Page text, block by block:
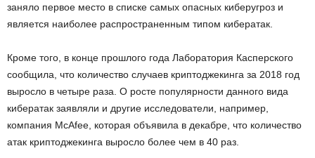
заняло первое место в списке самых опасных киберугроз и
является наиболее распространенным типом кибератак.
Кроме того, в конце прошлого года Лаборатория Касперского
сообщила, что количество случаев криптоджекинга за 2018 год
выросло в четыре раза. О росте популярности данного вида
кибератак заявляли и другие исследователи, например,
компания McAfee, которая объявила в декабре, что количество
атак криптоджекинга выросло более чем в 40 раз.